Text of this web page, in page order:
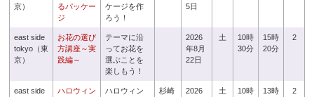
京）
るパッケー
ジ
ケージを作
ろう！
5日
east side
tokyo（東
京）
お花の選び
方講座～実
践編～
テーマに沿
ってお花を
選ぶことを
楽しもう！
2026
年8月
22日
土
10時
30分
15時
20分
2
east side
ハロウィン
ハロウィン
杉崎
2026
土
10時
13時
2